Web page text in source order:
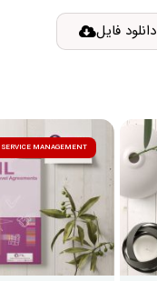
دانلود فایل
SERVICE MANAGEMENT